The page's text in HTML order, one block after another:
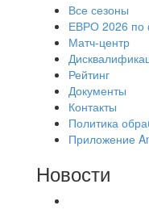
Все сезоны
ЕВРО 2026 по
Матч-центр
Рейтинг
Документы
Контакты
Политика
Приложение
Новости